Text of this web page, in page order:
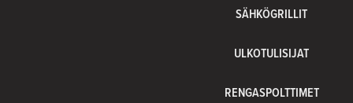
SÄHKÖGRILLIT
ULKOTULISIJAT
RENGASPOLTTIMET